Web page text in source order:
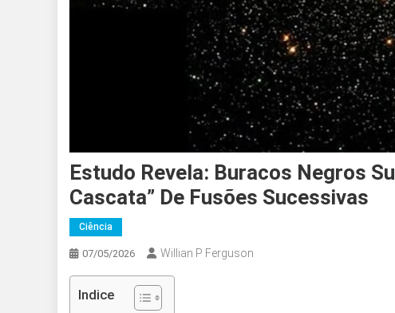
Estudo Revela: Buracos Negros
Cascata” De Fusões Sucessivas
Ciência
07/05/2026 Willian P Ferguson
Indice